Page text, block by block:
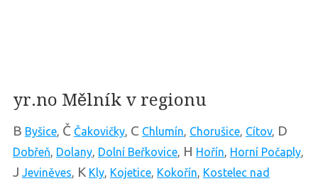
yr.no Mělník v regionu
B Byšice, Č Čakovičky, C Chlumín, Chorušice, Cítov, D
Dobřeň, Dolany, Dolní Beřkovice, H Hořín, Horní Počaply,
J Jeviněves, K Kly, Kojetice, Kokořín, Kostelec nad